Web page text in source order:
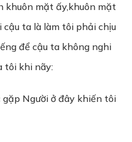
khuôn mặt ấy,khuôn mặt
ta là làm tôi phải chịu
để cậu ta không nghi
tôi khi nãy:
Người ở đây khiến tôi